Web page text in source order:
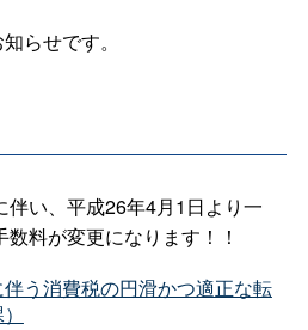
らせです。
伴い、平成26年4月1日より一
料が変更になります！！
う消費税の円滑かつ適正な転